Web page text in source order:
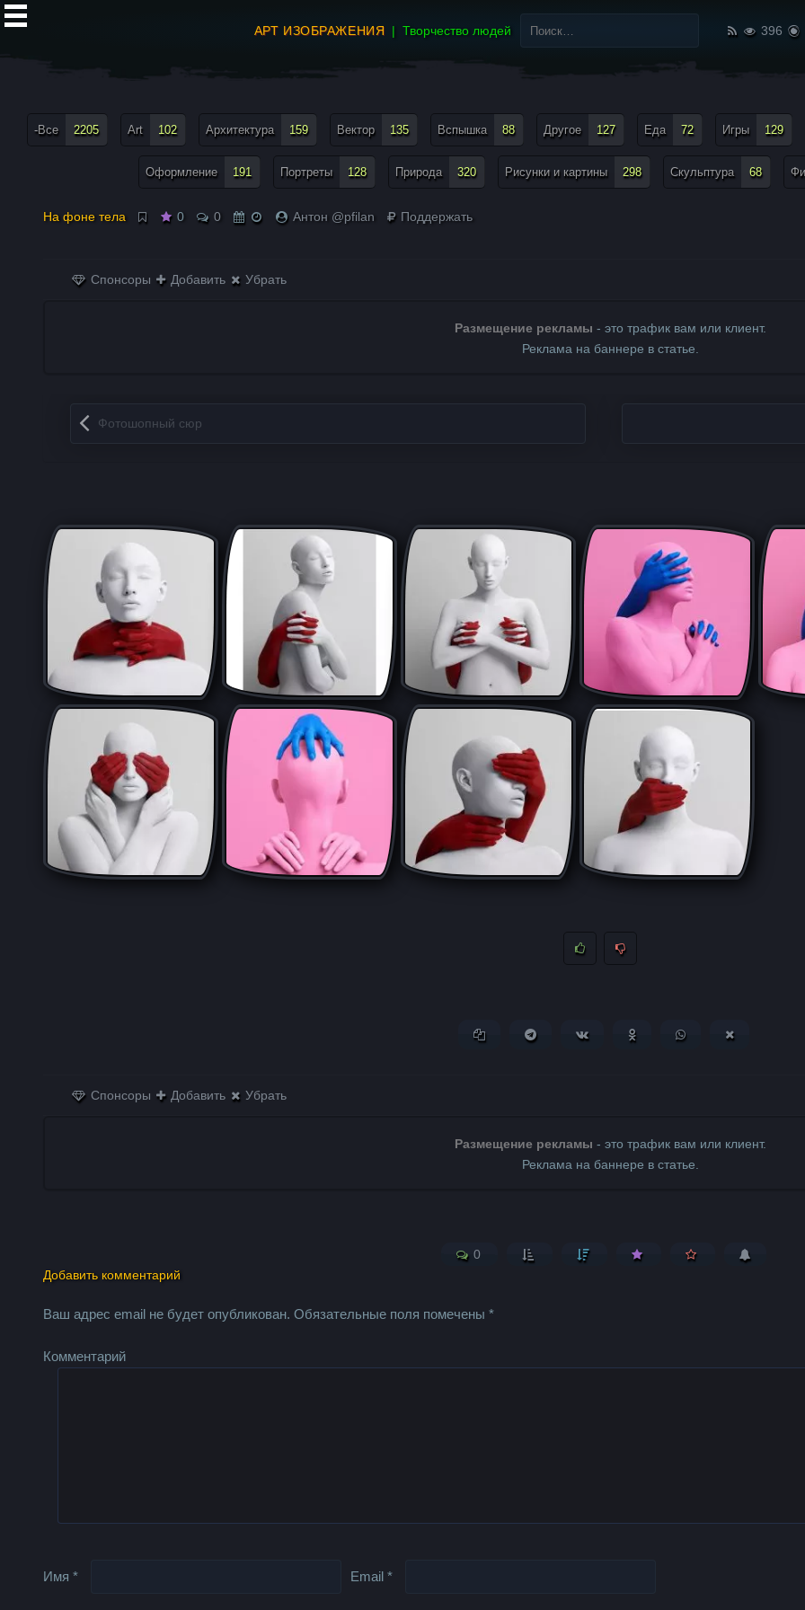
АРТ ИЗОБРАЖЕНИЯ Творчество людей
Найти:
396
-Все 2205 Art 102 Архитектура 159 Вектор 135 Вспышка 88 Другое 127 Еда 72 Игры 129
Оформление 191 Портреты 128 Природа 320 Рисунки и картины 298 Скульптура 68
На фоне тела 0 0 Антон @pfilan Поддержать
Спонсоры Добавить Убрать
Размещение рекламы - это трафик вам или клиент.
Реклама на баннере в статье.
Запись навигация
Фотошопный сюр
Копировать ссылкуПоделиться в Telegram
Поделиться ВКонтакте
Поделиться вПоделиться в
Спонсоры Добавить Убрать
Размещение рекламы - это трафик вам или клиент.
Реклама на баннере в статье.
0
Добавить комментарий
Ваш адрес email не будет опубликован. Обязательные поля помечены*
Комментарий
Имя* Email*